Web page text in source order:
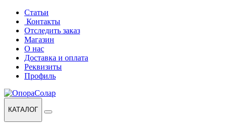
Перейти
навигации
Перейти
содержанию
Статьи
Контакты
Отследить заказ
Магазин
О нас
Доставка и оплата
Реквизиты
Профиль
КАТАЛОГ